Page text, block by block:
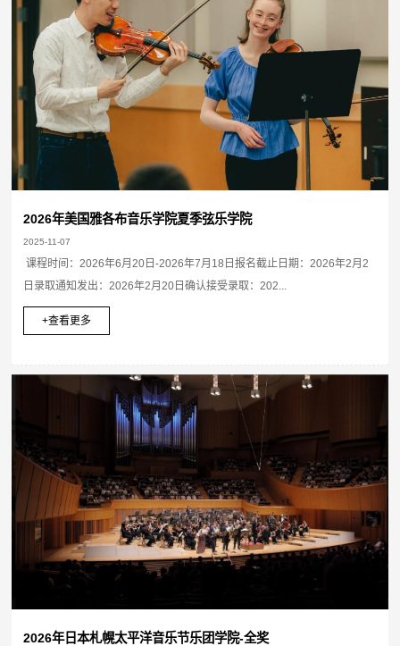
2026年美国雅各布音乐学院夏季弦乐学院
2025-11-07
课程时间：2026年6月20日-2026年7月18日报名截止日期：2026年2月2
日录取通知发出：2026年2月20日确认接受录取：202...
+查看更多
2026年日本札幌太平洋音乐节乐团学院-全奖